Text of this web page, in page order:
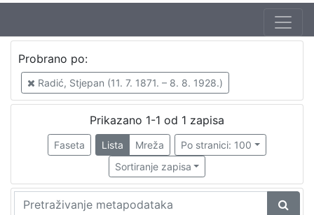
Jezik
hrvatski
Knjige
Probrano po:
Radić, Stjepan (11. 7. 1871. – 8. 8. 1928.)
Prikazano 1-1 od 1 zapisa
Faseta Lista Mreža
Po stranici: 100
Sortiranje zapisa